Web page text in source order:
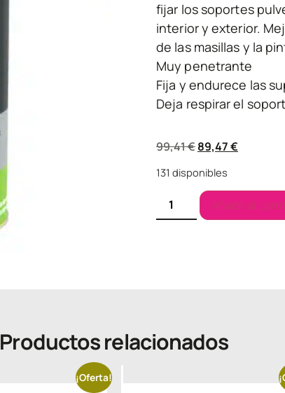
fijar los soportes
interior y exterior.
de las masillas y la
Muy penetrante
Fija y endurece las
Deja respirar el
99,41€89,47€
131 disponibles
Añadir al
Productos relacionados
¡Oferta!